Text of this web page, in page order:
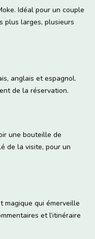
Idéal pour un couple
plus larges, plusieurs
anglais et espagnol.
de la réservation.
une bouteille de
de la visite, pour un
magique qui émerveille
et l’itinéraire